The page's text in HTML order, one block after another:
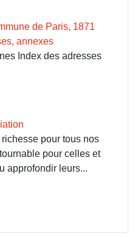
de Paris, 1871
annexes
Index des adresses
pour tous nos
pour celles et
approfondir leurs...